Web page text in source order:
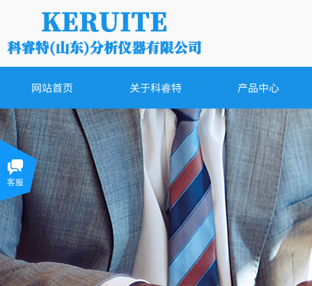
网站首页 关于科睿特 产品中心
客服